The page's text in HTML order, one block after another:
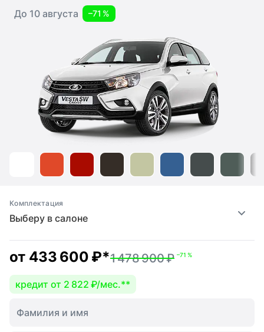
До 10 августа –71 %
Выберу в салоне
Комплектация
от 433 600 ₽*1 478 900 ₽ –71 %
кредит от 2 822 ₽/мес.**